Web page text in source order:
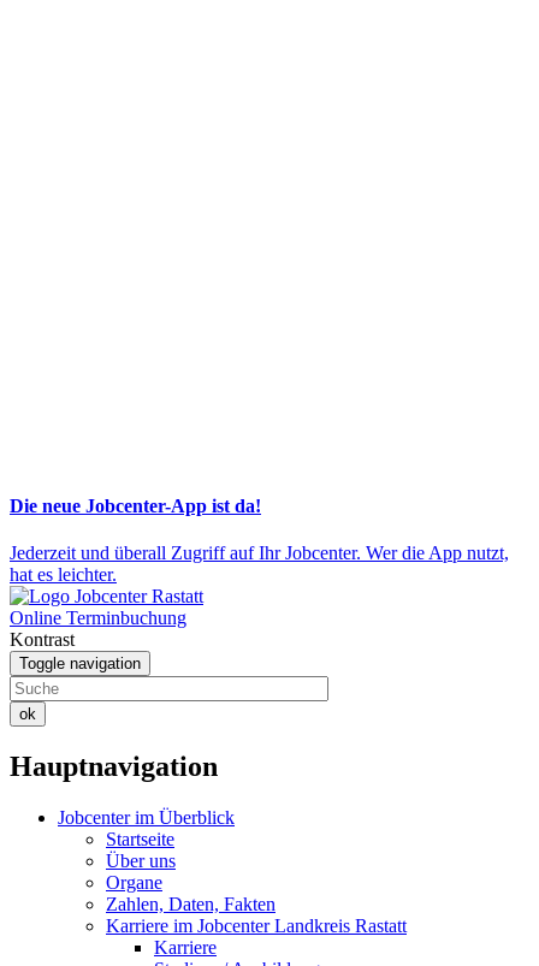
Die neue Jobcenter-App ist da!
Jederzeit und überall Zugriff auf Ihr Jobcenter. Wer die App nutzt,
hat es leichter.
Online Terminbuchung
Kontrast
Toggle navigation
ok
Hauptnavigation
Jobcenter im Überblick
Startseite
Über uns
Organe
Zahlen, Daten, Fakten
Karriere im Jobcenter Landkreis Rastatt
Karriere